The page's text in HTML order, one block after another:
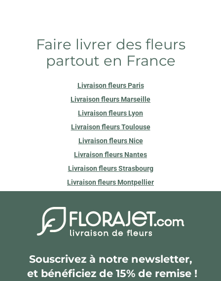
Faire livrer des fleurs
partout en France
Livraison fleurs Paris
Livraison fleurs Marseille
Livraison fleurs Lyon
Livraison fleurs Toulouse
Livraison fleurs Nice
Livraison fleurs Nantes
Livraison fleurs Strasbourg
Livraison fleurs Montpellier
Souscrivez à notre newsletter,
et bénéficiez de 15% de remise !